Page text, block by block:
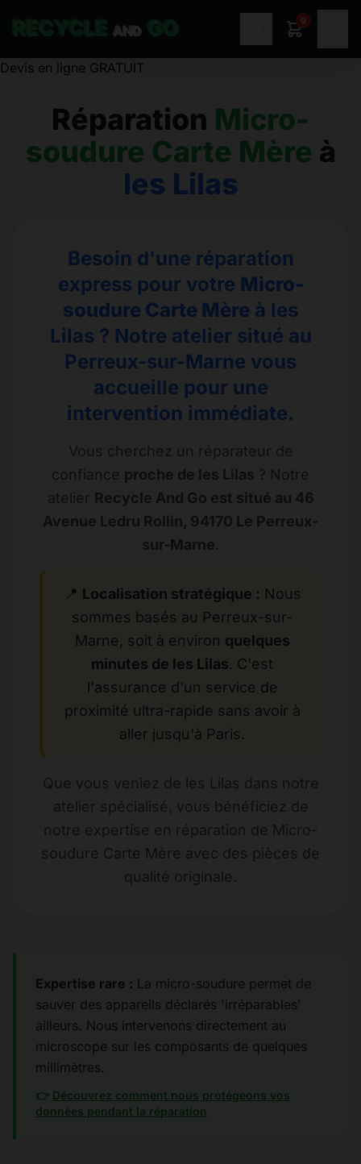
AND
0
Réparation Micro-
soudure Carte Mère à
les Lilas
Besoin d'une réparation
express pour votre Micro-
soudure Carte Mère à les
Lilas ? Notre atelier situé au
Perreux-sur-Marne vous
accueille pour une
intervention immédiate.
Vous cherchez un réparateur de
confiance proche de les Lilas ? Notre
atelier Recycle And Go est situé au 46
Avenue Ledru Rollin, 94170 Le Perreux-
sur-Marne.
📍 Localisation stratégique : Nous
sommes basés au Perreux-sur-
Marne, soit à environ quelques
minutes de les Lilas. C'est
l'assurance d'un service de
proximité ultra-rapide sans avoir à
aller jusqu'à Paris.
Que vous veniez de les Lilas dans notre
atelier spécialisé, vous bénéficiez de
notre expertise en réparation de Micro-
soudure Carte Mère avec des pièces de
qualité originale.
Expertise rare : La micro-soudure permet de
sauver des appareils déclarés 'irréparables'
ailleurs. Nous intervenons directement au
microscope sur les composants de quelques
millimètres.
👉 Découvrez comment nous protégeons vos
données pendant la réparation